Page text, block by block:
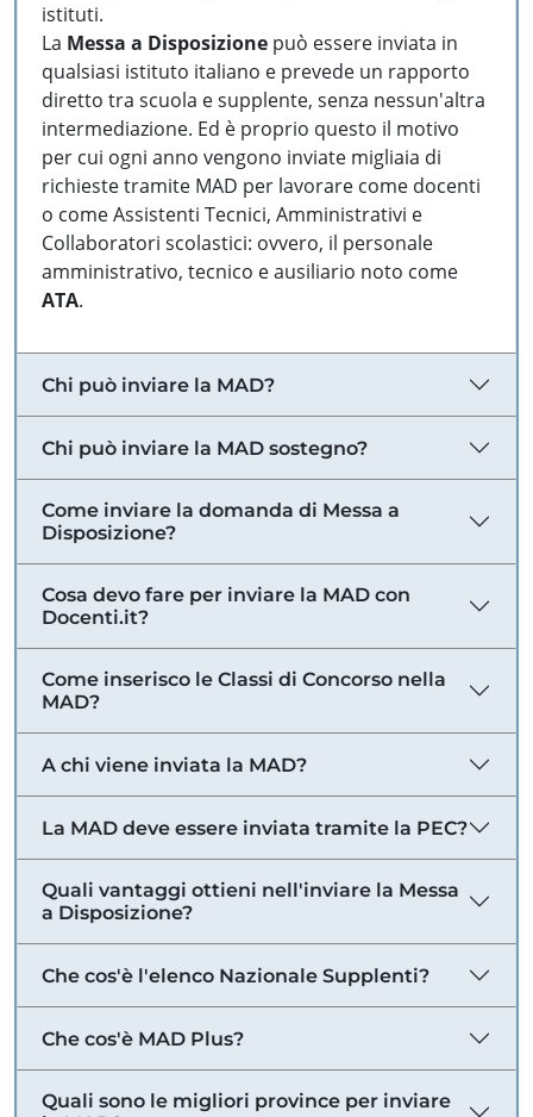
istituti.
La Messa a Disposizione può essere inviata in
qualsiasi istituto italiano e prevede un rapporto
diretto tra scuola e supplente, senza nessun'altra
intermediazione. Ed è proprio questo il motivo
per cui ogni anno vengono inviate migliaia di
richieste tramite MAD per lavorare come docenti
o come Assistenti Tecnici, Amministrativi e
Collaboratori scolastici: ovvero, il personale
amministrativo, tecnico e ausiliario noto come
ATA.
Chi può inviare la MAD?
Chi può inviare la MAD sostegno?
Come inviare la domanda di Messa a
Disposizione?
Cosa devo fare per inviare la MAD con
Docenti.it?
Come inserisco le Classi di Concorso nella
MAD?
A chi viene inviata la MAD?
La MAD deve essere inviata tramite la PEC?
Quali vantaggi ottieni nell'inviare la Messa
a Disposizione?
Che cos'è l'elenco Nazionale Supplenti?
Che cos'è MAD Plus?
Quali sono le migliori province per inviare